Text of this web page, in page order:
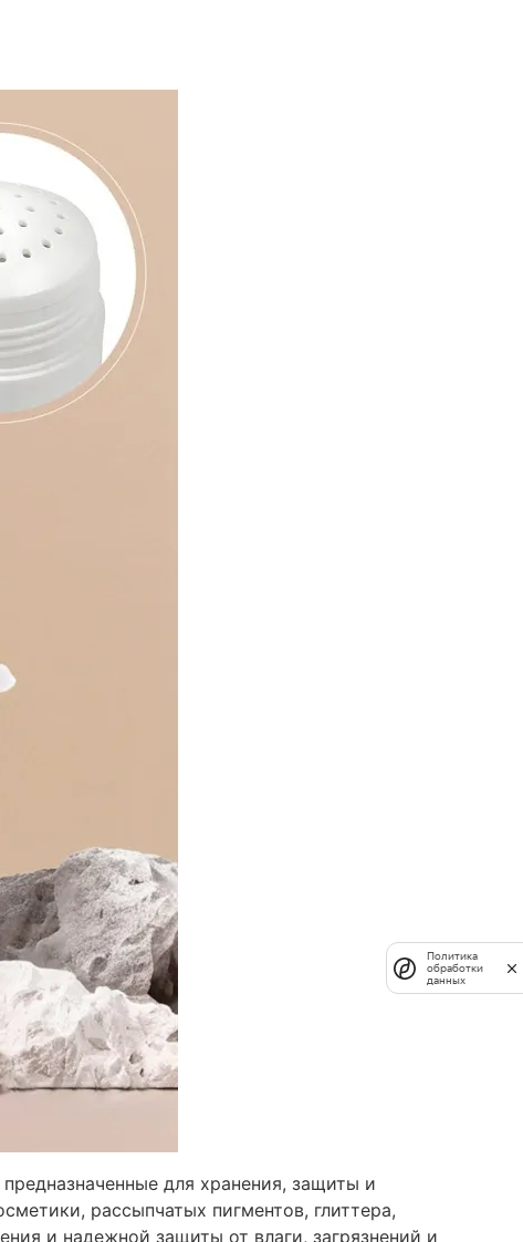
для хранения, защиты и
рассыпчатых пигментов, глиттера,
и надежной защиты от влаги, загрязнений и
Политика
обработки
данных